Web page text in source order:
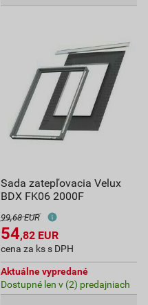
Sada zatepľovacia Velux
BDX FK06 2000F
99,68 EUR
54,82 EUR
cena za ks s DPH
Aktuálne vypredané
Dostupné len v (2) predajniach